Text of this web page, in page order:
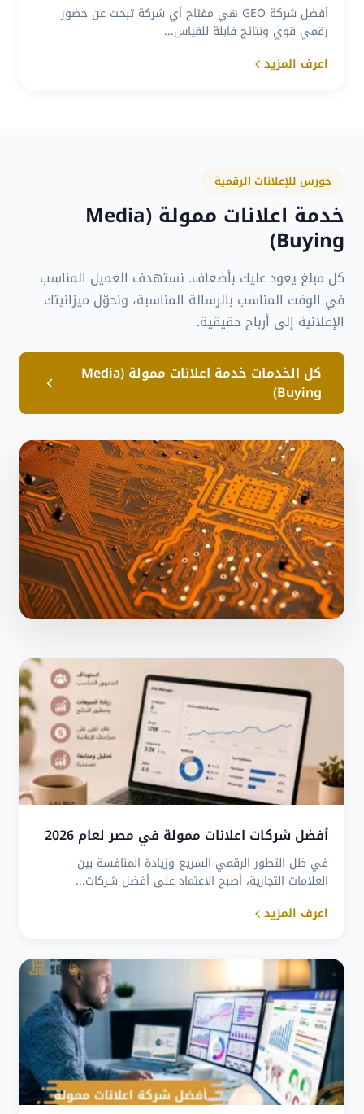
أفضل شركة GEO هي مفتاح أي شركة تبحث عن حضور
رقمي قوي ونتائج قابلة للقياس...
اعرف المزيد
حورس للإعلانات الرقمية
خدمة اعلانات ممولة (Media
Buying)
كل مبلغ يعود عليك بأضعاف. نستهدف العميل المناسب
في الوقت المناسب بالرسالة المناسبة، ونحوّل ميزانيتك
الإعلانية إلى أرباح حقيقية.
كل الخدمات خدمة اعلانات ممولة (Media
Buying)
أفضل شركات اعلانات ممولة في مصر لعام 2026
في ظل التطور الرقمي السريع وزيادة المنافسة بين
العلامات التجارية، أصبح الاعتماد على أفضل شركات...
اعرف المزيد